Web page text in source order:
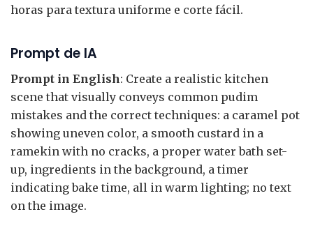
horas para textura uniforme e corte fácil.
Prompt de IA
Prompt in English: Create a realistic kitchen
scene that visually conveys common pudim
mistakes and the correct techniques: a caramel pot
showing uneven color, a smooth custard in a
ramekin with no cracks, a proper water bath set-
up, ingredients in the background, a timer
indicating bake time, all in warm lighting; no text
on the image.